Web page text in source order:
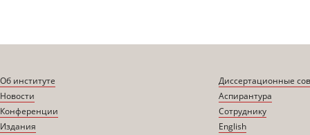
Об институте
Новости
Конференции
Издания
Диссертационные
Аспирантура
Сотруднику
English